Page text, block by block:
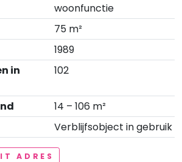
woonfunctie
75 m²
1989
in
102
14 – 106 m²
Verblijfsobject in gebruik
ADRES